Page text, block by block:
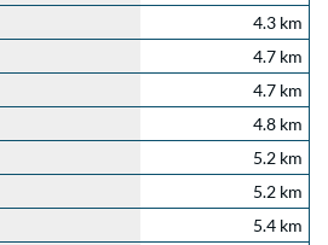
4.3 km
4.7 km
4.7 km
4.8 km
5.2 km
5.2 km
5.4 km